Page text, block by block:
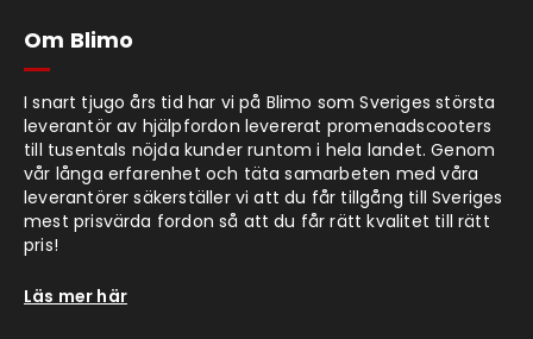
Om Blimo
I snart tjugo års tid har vi på Blimo som Sveriges största
leverantör av hjälpfordon levererat promenadscooters
till tusentals nöjda kunder runtom i hela landet. Genom
vår långa erfarenhet och täta samarbeten med våra
leverantörer säkerställer vi att du får tillgång till Sveriges
mest prisvärda fordon så att du får rätt kvalitet till rätt
pris!
Läs mer här